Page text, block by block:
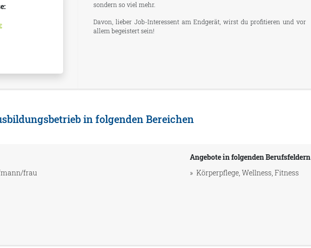
sondern so viel mehr.
Davon, lieber Job-Interessent am Endgerät, wirst du profitieren und vor
allem begeistert sein!
in folgenden Bereichen
frau
Angebote in folgenden Berufsfeldern
Körperpflege, Wellness, Fitness